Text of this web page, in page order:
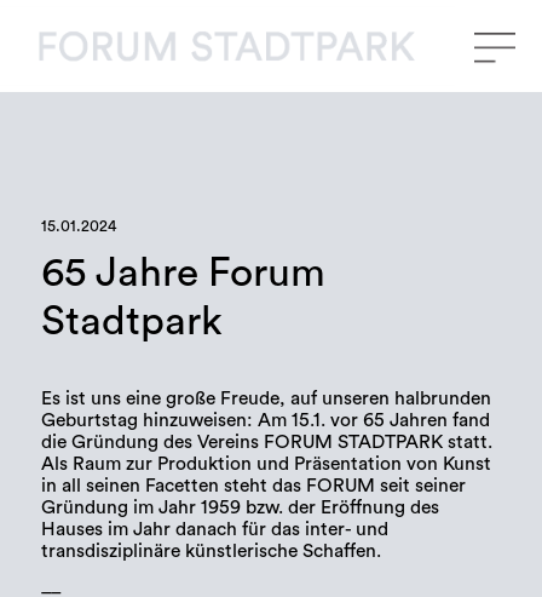
15.01.2024
65 Jahre Forum
Stadtpark
Es ist uns eine große Freude, auf unseren halbrunden
Geburtstag hinzuweisen: Am 15.1. vor 65 Jahren fand
die Gründung des Vereins FORUM STADTPARK statt.
Als Raum zur Produktion und Präsentation von Kunst
in all seinen Facetten steht das FORUM seit seiner
Gründung im Jahr 1959 bzw. der Eröffnung des
Hauses im Jahr danach für das inter- und
transdisziplinäre künstlerische Schaffen.